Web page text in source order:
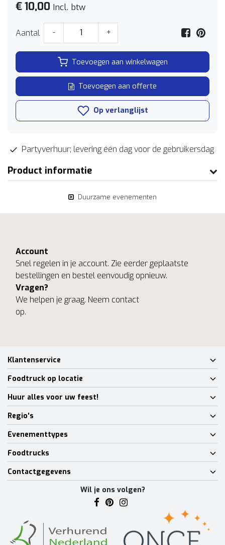
€ 10,00 Incl. btw
Aantal - +
Toevoegen aan winkelwagen
Toevoegen aan offerte
Op verlanglijst
Partyverhuur; levering één dag voor de gebruikersdag
Product informatie
Duurzame evenementen
Account
Snel regelen in je account. Zie eerder geplaatste
bestellingen en bestel eenvoudig opnieuw.
Vragen?
We helpen je graag. Neem contact
op.
Klantenservice
Foodtruck op locatie
Huur alles voor uw feest!
Regio's
Evenementtypes
Foodtrucks
Contactgegevens
Wil je ons volgen?